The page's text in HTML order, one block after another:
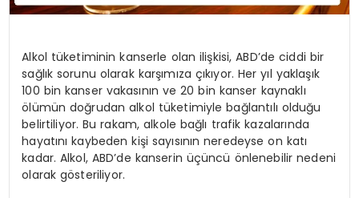
Alkol tüketiminin kanserle olan ilişkisi, ABD’de ciddi bir
sağlık sorunu olarak karşımıza çıkıyor. Her yıl yaklaşık
100 bin kanser vakasının ve 20 bin kanser kaynaklı
ölümün doğrudan alkol tüketimiyle bağlantılı olduğu
belirtiliyor. Bu rakam, alkole bağlı trafik kazalarında
hayatını kaybeden kişi sayısının neredeyse on katı
kadar. Alkol, ABD’de kanserin üçüncü önlenebilir nedeni
olarak gösteriliyor.